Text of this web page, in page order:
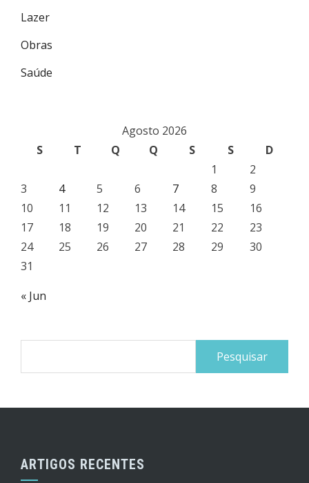
Lazer
Obras
Saúde
Agosto 2026
S
T Q Q S S
D
1
2
3
4 5 6 7 8
9
10
11 12 13 14 15
16
17
18 19 20 21 22
23
24
25 26 27 28 29
30
31
« Jun
ARTIGOS RECENTES